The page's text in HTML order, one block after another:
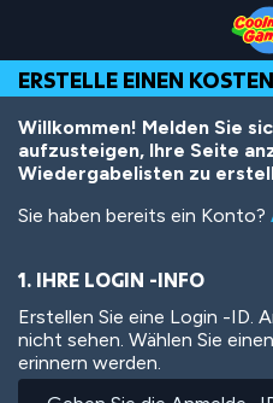
Top
of
Page
Navigation
Main
Content
Footer
Inhalt
ERSTELLE EINEN
Willkommen! Melden Sie
aufzusteigen, Ihre Seite
Wiedergabelisten zu
Sie haben bereits ein Konto?
1. IHRE LOGIN -INFO
Erstellen Sie eine Login -ID.
nicht sehen. Wählen Sie
erinnern werden.